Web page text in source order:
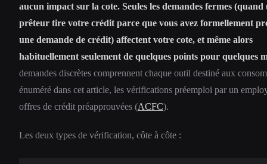
aucun impact sur la cote. Seules les demandes fermes (quand
prêteur tire votre crédit parce que vous avez formellement
une demande de crédit) affectent votre cote, et même alors
habituellement seulement de quelques points pour quelques
demandes discrètes comprennent chaque outil destiné aux
énuméré dans cet article, les vérifications préemploi par un
offres de crédit préapprouvées (ACFC).
Les deux types de vérification, côte à côte :